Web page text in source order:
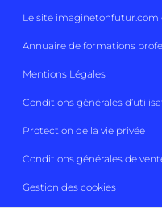
Le site imaginetonfutur.com
Annuaire de formations
Mentions Légales
Conditions générales
Protection de la vie privée
Conditions générales de
Gestion des cookies